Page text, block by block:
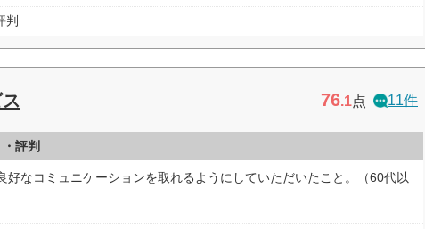
判
76.1点 11件
評判
好なコミュニケーションを取れるようにしていただいたこと。（60代以